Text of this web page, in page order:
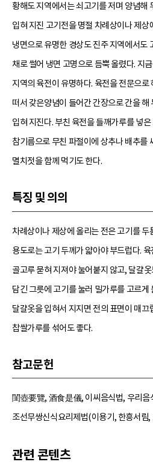
황해도 지역에서는 쇠고기를 저며 양념해
입혀 지진 고기전을 명절 차례상이나 제상
냉면으로 유명한 경상도 진주 지역에서도
채로 썰어 냉면 고명으로 듬뿍 올렸다. 지
지역의 육전이 유명하다. 육전을 전문으로
떠서 갖은양념이 들어간 간장으로 간을
입혀 지진다. 부친 육전을 들깨가루를 넣은
참기름으로 무친 파절이에 상추나 배추를
멸치젓을 함께 먹기도 한다.
특징 및 의의
차례상이나 제상에 올리는 전은 고기를 두
용도로는 고기 두께가 얇아야 부드럽다.
골고루 묻혀 지져야 눌어붙지 않고, 달걀
담긴 그릇에 고기를 눌러 밀가루를 고르
달걀옷을 입혀서 지지면 전의 표면이 매
찹쌀가루를 섞어도 좋다.
참고문헌
閨壺要覽, 酒食是儀, 이씨음식법, 우리음
조선무쌍신식요리제법(이용기, 한흥서림
관련 콘텐츠